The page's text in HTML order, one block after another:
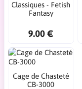
Classiques - Fetish
Fantasy
9.00 €
Cage de Chasteté
CB-3000